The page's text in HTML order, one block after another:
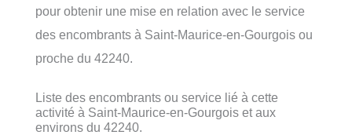
pour obtenir une mise en relation avec le service
des encombrants à Saint-Maurice-en-Gourgois ou
proche du 42240.
Liste des encombrants ou service lié à cette
activité à Saint-Maurice-en-Gourgois et aux
environs du 42240.